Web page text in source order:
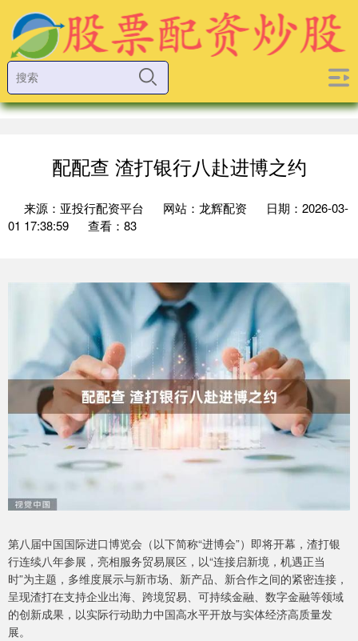
配配查 渣打银行八赴进博之约
来源：亚投行配资平台 网站：龙辉配资
日期：2026-03-
01 17:38:59
查看：83
第八届中国国际进口博览会（以下简称“进博会”）即将开幕，渣打银
行连续八年参展，亮相服务贸易展区，以“连接启新境，机遇正当
时”为主题，多维度展示与新市场、新产品、新合作之间的紧密连接，
呈现渣打在支持企业出海、跨境贸易、可持续金融、数字金融等领域
的创新成果，以实际行动助力中国高水平开放与实体经济高质量发
展。